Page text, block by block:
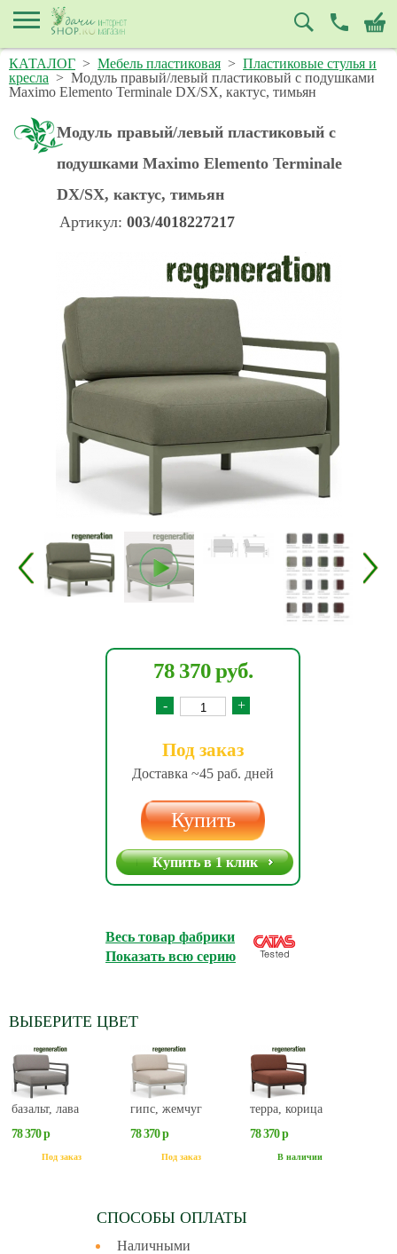
КАТАЛОГ > Мебель пластиковая > Пластиковые стулья и
кресла > Модуль правый/левый пластиковый с подушками
Maximo Elemento Terminale DX/SX, кактус, тимьян
Модуль правый/левый пластиковый с
подушками Maximo Elemento Terminale
DX/SX, кактус, тимьян
Артикул: 003/4018227217
78 370 руб.
- +
Под заказ
Доставка ~45 раб. дней
Купить
Купить в 1 клик
Весь товар фабрики
Показать всю серию
ВЫБЕРИТЕ ЦВЕТ
базальт, лава
78 370 р
Под заказ
гипс, жемчуг
78 370 р
Под заказ
терра, корица
78 370 р
В наличии
СПОСОБЫ ОПЛАТЫ
Наличными